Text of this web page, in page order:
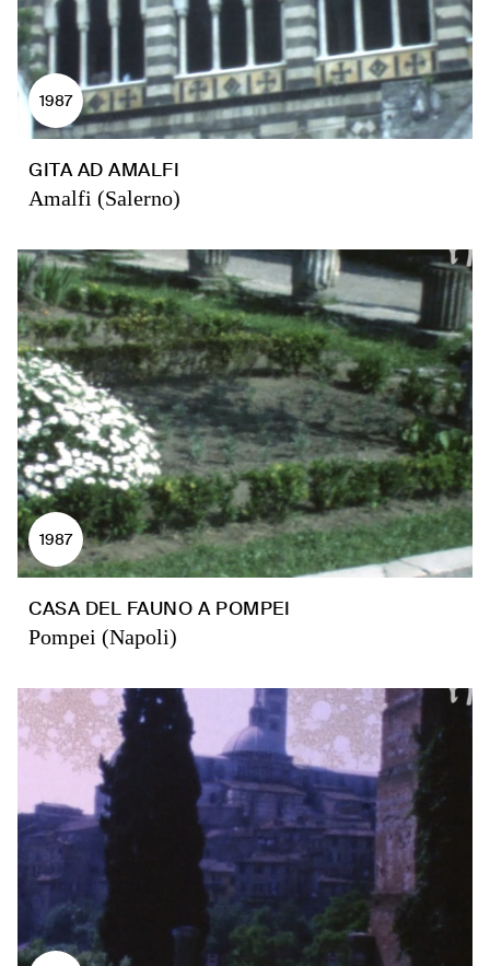
1987
GITA AD AMALFI
Amalfi (Salerno)
1987
CASA DEL FAUNO A POMPEI
Pompei (Napoli)